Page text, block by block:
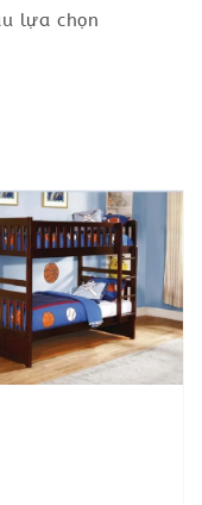
lựa chọn